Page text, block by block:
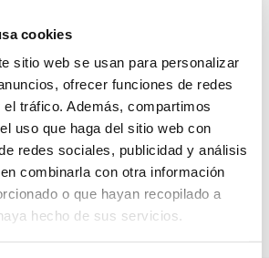
cookies
sitio web se usan para personalizar
ofrecer funciones de redes
tráfico. Además, compartimos
uso que haga del sitio web con
redes sociales, publicidad y análisis
combinarla con otra información
o que hayan recopilado a
hecho de sus servicios.
RELAX Y
EN ABEGONDO